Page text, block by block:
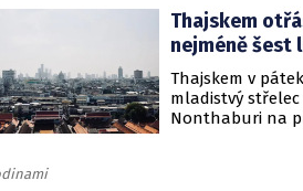
RWB, který řídí
Thajskem
nejméně šest
Thajskem v
mladistvý
Nonthaburi na